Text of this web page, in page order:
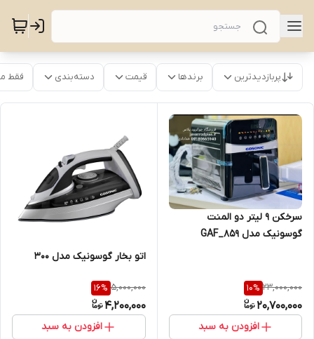
پربازدیدترین برندها قیمت دسته‌بندی فقط
سرخکن 9 لیتر دو المنت
گوسونیک مدل GAF_859
23,000,000
10%
20,700,000
افزودن به سبد
اتو بخار گوسونیک مدل 300
5,000,000
16%
4,200,000
افزودن به سبد